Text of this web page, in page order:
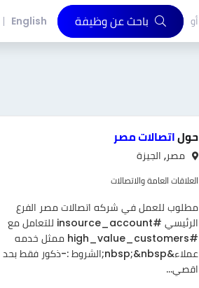
أو باحث عن وظيفة English
حولاتصالات مصر
مصر, الجيزة
العلاقات العامة والاتصالات
مطلوب للعمل في شركه اتصالات مصر الفرع
الرئيسي #insource_account للتعامل مع
#high_value_customers ممثل خدمه
عملاء&nbsp;&nbsp;الشروط :-ذكور فقط بحد
اقصي...